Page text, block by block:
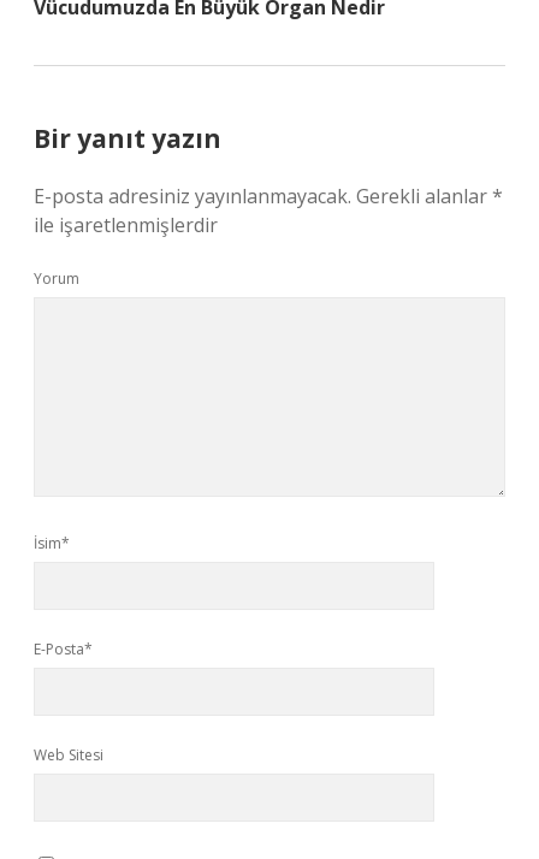
Vücudumuzda En Büyük Organ Nedir
Bir yanıt yazın
E-posta adresiniz yayınlanmayacak. Gerekli alanlar*
ile işaretlenmişlerdir
Yorum
İsim*
E-Posta*
Web Sitesi